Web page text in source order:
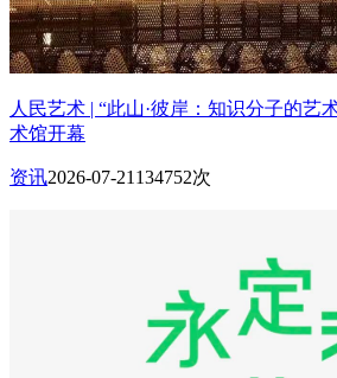
人民艺术 | “此山·彼岸：知识分子的艺
术馆开幕
资讯2026-07-21 134752次